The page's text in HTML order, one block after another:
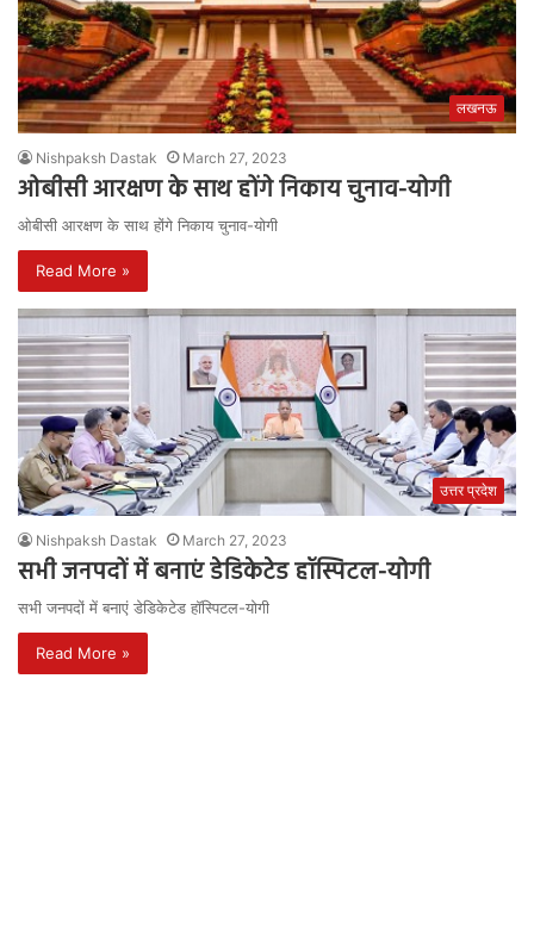
लखनऊ
Nishpaksh Dastak March 27, 2023
ओबीसी आरक्षण के साथ होंगे निकाय चुनाव-योगी
ओबीसी आरक्षण के साथ होंगे निकाय चुनाव-योगी
Read More »
उत्तर प्रदेश
Nishpaksh Dastak March 27, 2023
सभी जनपदों में बनाएं डेडिकेटेड हॉस्पिटल-योगी
सभी जनपदों में बनाएं डेडिकेटेड हॉस्पिटल-योगी
Read More »